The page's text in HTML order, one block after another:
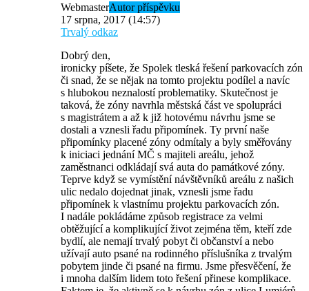
WebmasterAutor příspěvku
17 srpna, 2017 (14:57)
Trvalý odkaz
Dobrý den,
ironicky píšete, že Spolek tleská řešení parkovacích zón
či snad, že se nějak na tomto projektu podílel a navíc
s hlubokou neznalostí problematiky. Skutečnost je
taková, že zóny navrhla městská část ve spolupráci
s magistrátem a až k již hotovému návrhu jsme se
dostali a vznesli řadu připomínek. Ty první naše
připomínky placené zóny odmítaly a byly směřovány
k iniciaci jednání MČ s majiteli areálu, jehož
zaměstnanci odkládají svá auta do památkové zóny.
Teprve když se vymístění návštěvníků areálu z našich
ulic nedalo dojednat jinak, vznesli jsme řadu
připomínek k vlastnímu projektu parkovacích zón.
I nadále pokládáme způsob registrace za velmi
obtěžující a komplikující život zejména těm, kteří zde
bydlí, ale nemají trvalý pobyt či občanství a nebo
užívají auto psané na rodinného příslušníka z trvalým
pobytem jinde či psané na firmu. Jsme přesvěčení, že
i mnoha dalším lidem toto řešení přinese komplikace.